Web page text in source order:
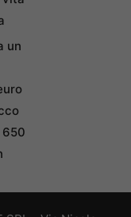
un